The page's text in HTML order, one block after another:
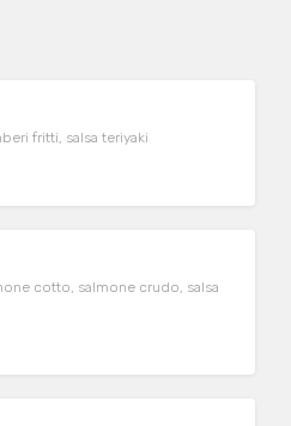
fritti, salsa teriyaki
cotto, salmone crudo, salsa